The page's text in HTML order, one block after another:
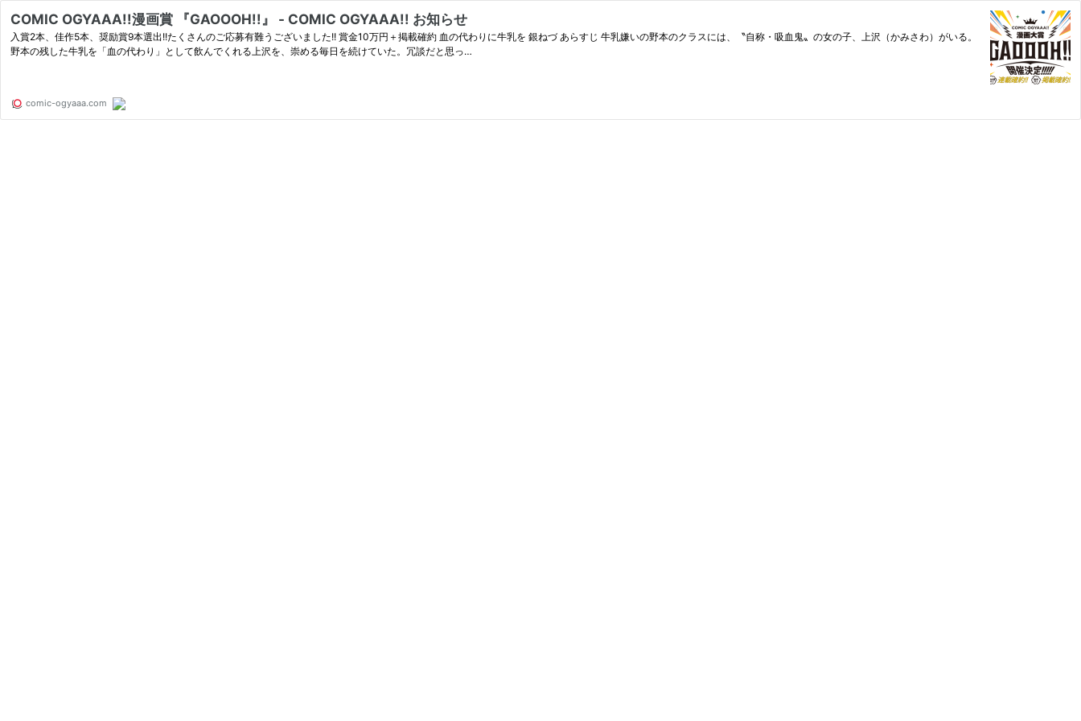
COMIC OGYAAA!!漫画賞 『GAOOOH!!』 - COMIC OGYAAA!! お知らせ
入賞2本、佳作5本、奨励賞9本選出!!たくさんのご応募有難うございました!! 賞金10万円＋掲載確約 血の代わりに牛乳を 銀ねづ あらすじ 牛乳嫌いの野本のクラスには、〝自称・吸血鬼〟の女の子、上沢（かみさわ）がいる。
野本の残した牛乳を「血の代わり」として飲んでくれる上沢を、崇める毎日を続けていた。冗談だと思っ…
comic-ogyaaa.com